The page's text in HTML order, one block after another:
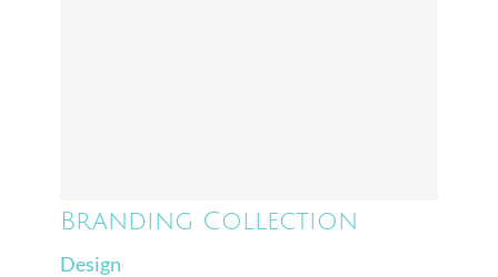
Branding Collection
Design